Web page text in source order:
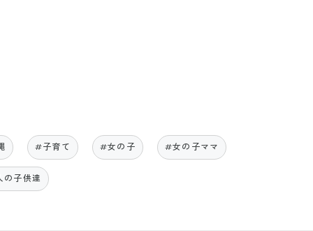
#子育て #女の子 #女の子ママ
子供達